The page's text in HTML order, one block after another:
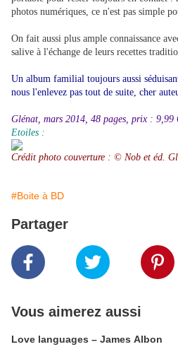
photos numériques, ce n'est pas simple
On fait aussi plus ample connaissance
salive à l'échange de leurs recettes
Un album familial toujours aussi
nous l'enlevez pas tout de suite, cher
Glénat, mars 2014, 48 pages, prix : 9,99
Etoiles :
Crédit photo couverture : © Nob et éd.
#Boite à BD
Partager
Vous aimerez aussi
Love languages – James Albon